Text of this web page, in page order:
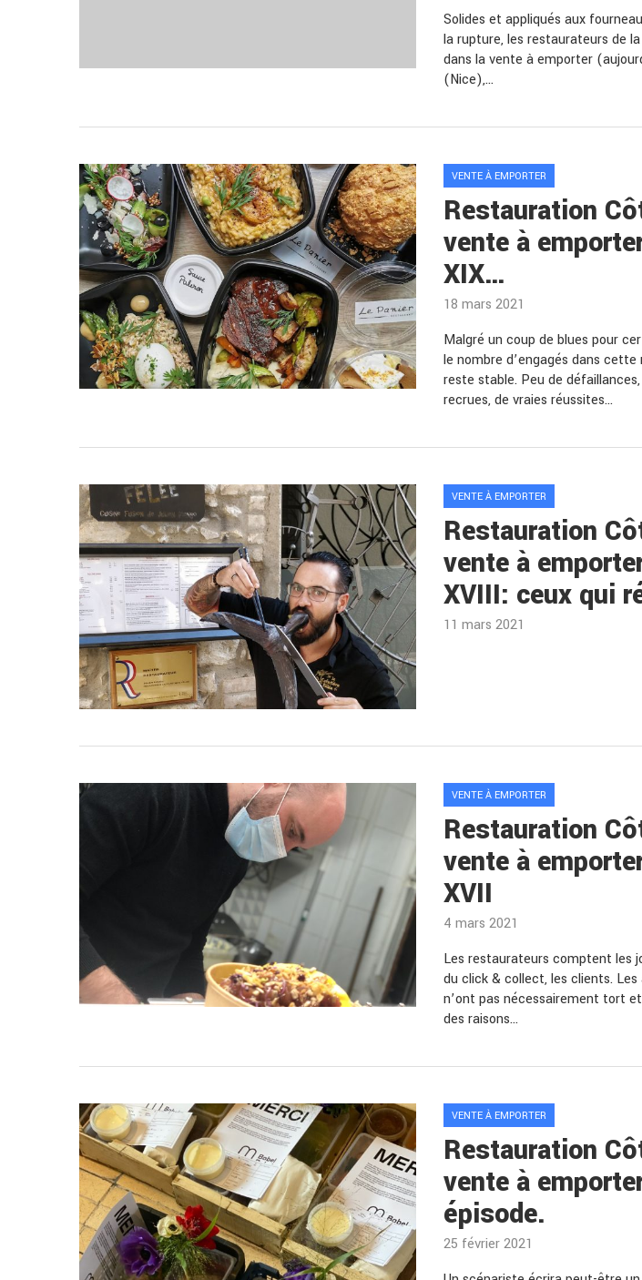
Solides et appliqués aux
la rupture, les restaurateurs de
dans la vente à emporter
(Nice),…
VENTE À EMPORTER
Restauration
vente à
XIX…
18 mars 2021
Malgré un coup de blues pour
le nombre d’engagés dans
reste stable. Peu de
recrues, de vraies réussites…
VENTE À EMPORTER
Restauration
vente à
XVIII: ceux qui
11 mars 2021
VENTE À EMPORTER
Restauration
vente à
XVII
4 mars 2021
Les restaurateurs comptent les
du click & collect, les clients.
n’ont pas nécessairement tort
des raisons…
VENTE À EMPORTER
Restauration
vente à
épisode.
25 février 2021